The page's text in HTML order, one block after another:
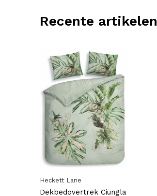
Recente artikelen
Heckett Lane
Dekbedovertrek Ciungla